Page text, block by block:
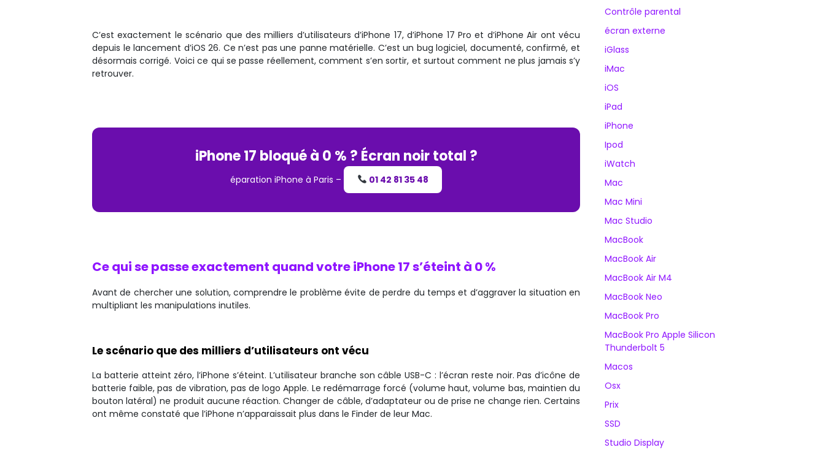
C’est exactement le scénario que des milliers d’utilisateurs d’iPhone 17, d’iPhone 17 Pro et d’iPhone Air ont vécu
depuis le lancement d’iOS 26. Ce n’est pas une panne matérielle. C’est un bug logiciel, documenté, confirmé, et
désormais corrigé. Voici ce qui se passe réellement, comment s’en sortir, et surtout comment ne plus jamais s’y
retrouver.
iPhone 17 bloqué à 0 % ? Écran noir total ?
éparation iPhone à Paris – 01 42 81 35 48
Ce qui se passe exactement quand votre iPhone 17 s’éteint à 0 %
Avant de chercher une solution, comprendre le problème évite de perdre du temps et d’aggraver la situation en
multipliant les manipulations inutiles.
Le scénario que des milliers d’utilisateurs ont vécu
La batterie atteint zéro, l’iPhone s’éteint. L’utilisateur branche son câble USB-C : l’écran reste noir. Pas d’icône de
batterie faible, pas de vibration, pas de logo Apple. Le redémarrage forcé (volume haut, volume bas, maintien du
bouton latéral) ne produit aucune réaction. Changer de câble, d’adaptateur ou de prise ne change rien. Certains
ont même constaté que l’iPhone n’apparaissait plus dans le Finder de leur Mac.
Contrôle parental
écran externe
iGlass
iMac
iOS
iPad
iPhone
Ipod
iWatch
Mac
Mac Mini
Mac Studio
MacBook
MacBook Air
MacBook Air M4
MacBook Neo
MacBook Pro
MacBook Pro Apple Silicon
Thunderbolt 5
Macos
Osx
Prix
SSD
Studio Display